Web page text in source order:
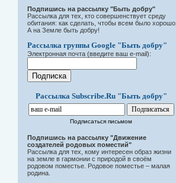
Подпишись на рассылку "Быть добру"
Рассылка для тех, кто совершенствует среду
обитания: как сделать, чтобы всем было хорошо.
А на Земле быть добру!
Рассылка группы Google "Быть добру"
Электронная почта (введите ваш e-mail):
Рассылка Subscribe.Ru "Быть добру"
Подписаться письмом
Подпишись на рассылку "Движение
создателей родовых поместий"
Рассылка для тех, кому интересен образ жизни
на земле в гармонии с природой в своём
родовом поместье. Родовое поместье – малая
родина.